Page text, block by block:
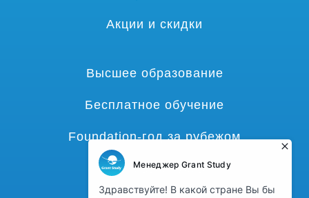
Акции и скидки
Высшее образование
Бесплатное обучение
Foundation-год за рубежом
Языковые курсы